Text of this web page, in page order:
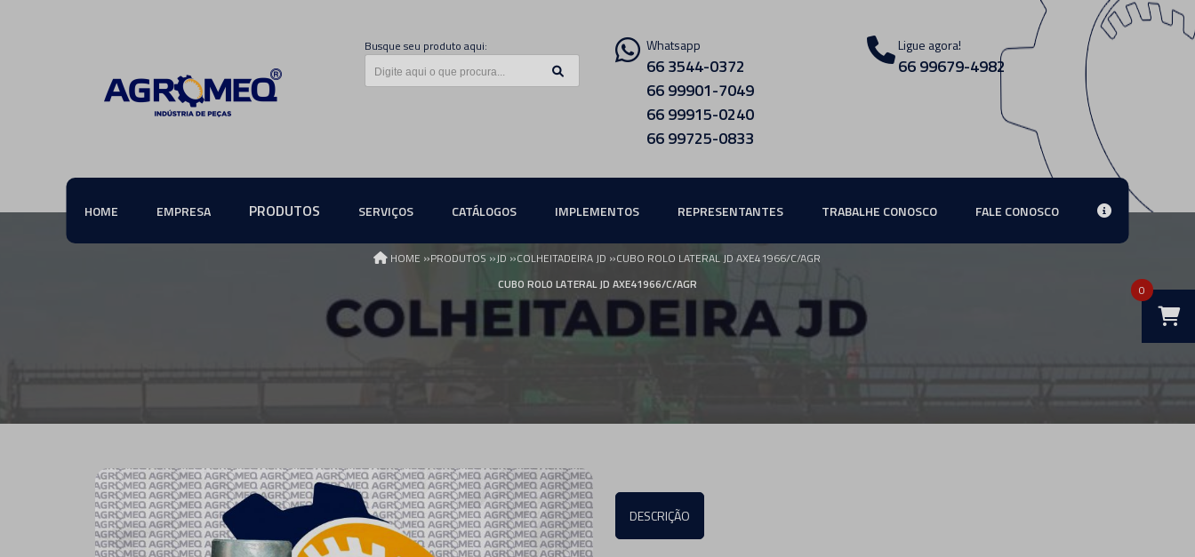
Busque seu produto aqui: Whatsapp
66 3544-0372
66 99901-7049
66 99915-0240
66 99725-0833
Ligue agora!
66 99679-4982
HOME EMPRESA PRODUTOS SERVIÇOS CATÁLOGOS IMPLEMENTOS REPRESENTANTES TRABALHE CONOSCO FALE CONOSCO
0
HOME »PRODUTOS »JD »COLHEITADEIRA JD »CUBO ROLO LATERAL JD AXE41966/C/AGR
CUBO ROLO LATERAL JD AXE41966/C/AGR
DESCRIÇÃO